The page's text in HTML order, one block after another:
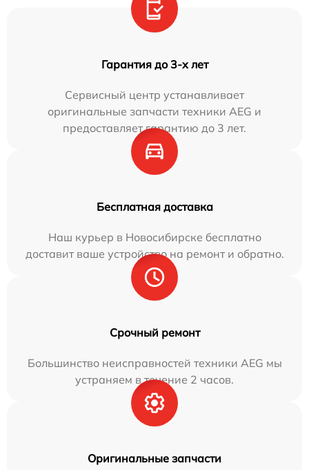
Гарантия до 3-х лет
Сервисный центр устанавливает
оригинальные запчасти техники AEG и
предоставляет гарантию до 3 лет.
Бесплатная доставка
Наш курьер в Новосибирске бесплатно
доставит ваше устройство на ремонт и обратно.
Срочный ремонт
Большинство неисправностей техники AEG мы
устраняем в течение 2 часов.
Оригинальные запчасти